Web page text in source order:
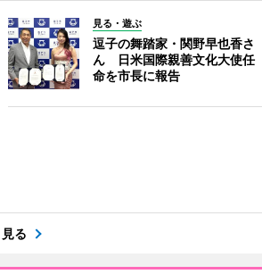
見る・遊ぶ
逗子の舞踏家・関野早也香さ
ん 日米国際親善文化大使任
命を市長に報告
る